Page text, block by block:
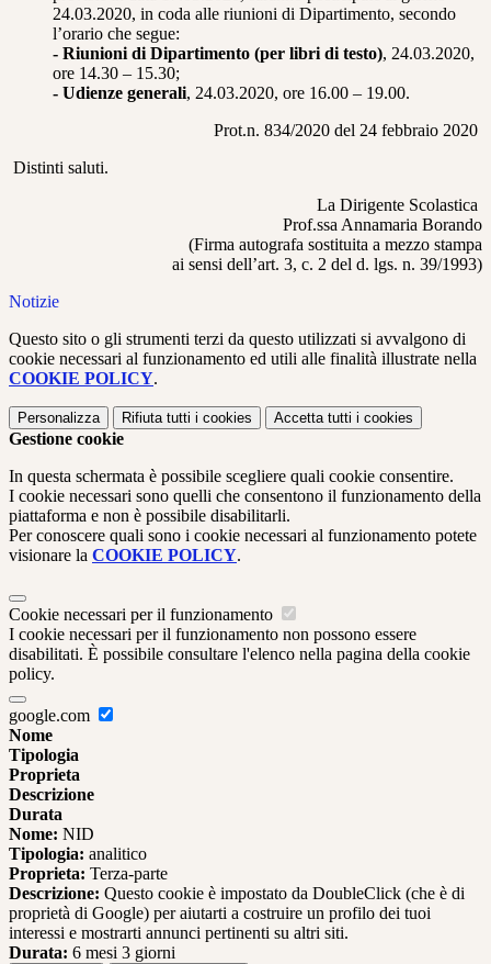
24.03.2020, in coda alle riunioni di Dipartimento, secondo
l’orario che segue:
- Riunioni di Dipartimento (per libri di testo), 24.03.2020,
ore 14.30 – 15.30;
- Udienze generali, 24.03.2020, ore 16.00 – 19.00.
Prot.n. 834/2020 del 24 febbraio 2020
Distinti saluti.
La Dirigente Scolastica
Prof.ssa Annamaria Borando
(Firma autografa sostituita a mezzo stampa
ai sensi dell’art. 3, c. 2 del d. lgs. n. 39/1993)
Notizie
Questo sito o gli strumenti terzi da questo utilizzati si avvalgono di
cookie necessari al funzionamento ed utili alle finalità illustrate nella
COOKIE POLICY.
Personalizza Rifiuta tutti i cookies Accetta tutti i cookies
Gestione cookie
In questa schermata è possibile scegliere quali cookie consentire.
I cookie necessari sono quelli che consentono il funzionamento della
piattaforma e non è possibile disabilitarli.
Per conoscere quali sono i cookie necessari al funzionamento potete
visionare la COOKIE POLICY.
Cookie necessari per il funzionamento
I cookie necessari per il funzionamento non possono essere
disabilitati. È possibile consultare l'elenco nella pagina della cookie
policy.
google.com
Nome
Tipologia
Proprieta
Descrizione
Durata
Nome: NID
Tipologia: analitico
Proprieta: Terza-parte
Descrizione: Questo cookie è impostato da DoubleClick (che è di
proprietà di Google) per aiutarti a costruire un profilo dei tuoi
interessi e mostrarti annunci pertinenti su altri siti.
Durata: 6 mesi 3 giorni